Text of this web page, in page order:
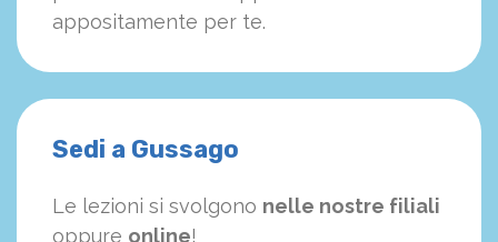
appositamente per te.
Sedi a Gussago
Le lezioni si svolgono nelle nostre filiali
oppure online!